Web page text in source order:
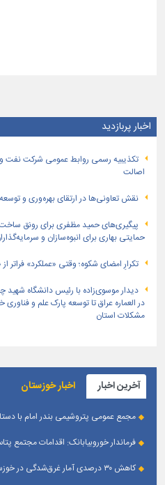
اخبار پربازدید
تكذیبیه رسمی روابط عمومی شركت نفت و
اصالت
نقش تعاونی‌ها در ارتقای بهره‌وری و
پیگیری‌های حمید مظفری برای رونق
حمایتی بهاری برای انبوه‌سازان و
تکرارِ امضای شکوه؛ وقتی «عملکرد»
دیدار موسوی‌زاده با رئیس دانشگاه شهید
در العماره عراق تا توسعه پارک علم و
مشکلات استان
آخرین اخبار اخبار خوزستان
مجمع عمومی پتروشیمی بندر امام با
فرماندار خوروبیابانک: اقدامات
کاهش ۳۰ درصدی آمار غرق‌شدگی در خوزستان طی سه سال گذشته